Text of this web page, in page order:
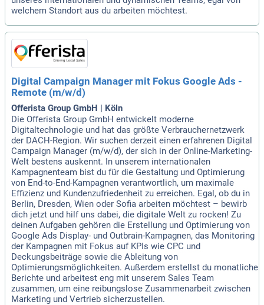
welchem Standort aus du arbeiten möchtest.
Digital Campaign Manager mit Fokus Google Ads -
Remote (m/w/d)
Offerista Group GmbH | Köln
Die Offerista Group GmbH entwickelt moderne
Digitaltechnologie und hat das größte Verbrauchernetzwerk
der DACH-Region. Wir suchen derzeit einen erfahrenen Digital
Campaign Manager (m/w/d), der sich in der Online-Marketing-
Welt bestens auskennt. In unserem internationalen
Kampagnenteam bist du für die Gestaltung und Optimierung
von End-to-End-Kampagnen verantwortlich, um maximale
Effizienz und Kundenzufriedenheit zu erreichen. Egal, ob du in
Berlin, Dresden, Wien oder Sofia arbeiten möchtest – bewirb
dich jetzt und hilf uns dabei, die digitale Welt zu rocken! Zu
deinen Aufgaben gehören die Erstellung und Optimierung von
Google Ads Display- und Outbrain-Kampagnen, das Monitoring
der Kampagnen mit Fokus auf KPIs wie CPC und
Deckungsbeiträge sowie die Ableitung von
Optimierungsmöglichkeiten. Außerdem erstellst du monatliche
Berichte und arbeitest eng mit unserem Sales Team
zusammen, um eine reibungslose Zusammenarbeit zwischen
Marketing und Vertrieb sicherzustellen.